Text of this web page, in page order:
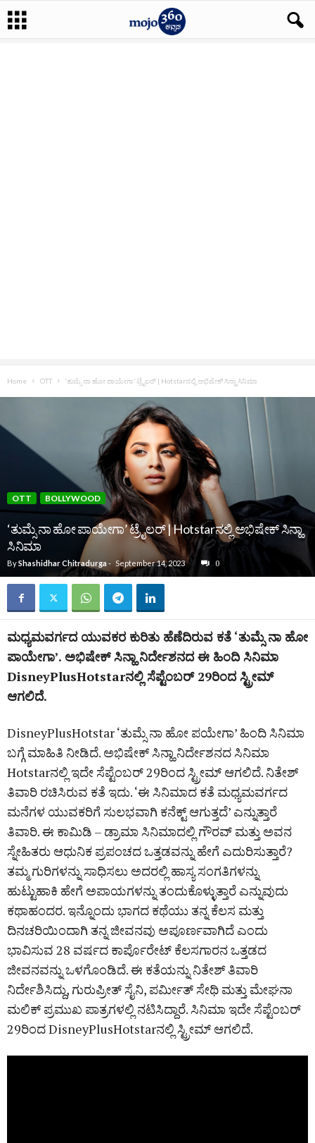
Home OTT ‘ತುಮ್ಸೆ ನಾ ಹೋ ಪಾಯೇಗಾ’ ಟ್ರೈಲರ್‌ | Hotstarನಲ್ಲಿ ಅಭಿಷೇಕ್‌ ಸಿನ್ಹಾ ಸಿನಿಮಾ
OTT BOLLYWOOD
‘ತುಮ್ಸೆ ನಾ ಹೋ ಪಾಯೇಗಾ’ ಟ್ರೈಲರ್‌ | Hotstarನಲ್ಲಿ ಅಭಿಷೇಕ್‌ ಸಿನ್ಹಾ
ಸಿನಿಮಾ
ByShashidhar Chitradurga - September 14, 2023 0
ಮಧ್ಯಮವರ್ಗದ ಯುವಕರ ಕುರಿತು ಹೆಣೆದಿರುವ ಕತೆ ‘ತುಮ್ಸೆ ನಾ ಹೋ
ಪಾಯೇಗಾ’. ಅಭಿಷೇಕ್‌ ಸಿನ್ಹಾ ನಿರ್ದೇಶನದ ಈ ಹಿಂದಿ ಸಿನಿಮಾ
DisneyPlusHotstarನಲ್ಲಿ ಸೆಪ್ಟೆಂಬರ್‌ 29ರಿಂದ ಸ್ಟ್ರೀಮ್‌
ಆಗಲಿದೆ.
DisneyPlusHotstar ‘ತುಮ್ಸೆ ನಾ ಹೋ ಪಯೇಗಾ’ ಹಿಂದಿ ಸಿನಿಮಾ
ಬಗ್ಗೆ ಮಾಹಿತಿ ನೀಡಿದೆ. ಅಭಿಷೇಕ್‌ ಸಿನ್ಹಾ ನಿರ್ದೇಶನದ ಸಿನಿಮಾ
Hotstarನಲ್ಲಿ ಇದೇ ಸೆಪ್ಟೆಂಬರ್‌ 29ರಿಂದ ಸ್ಟ್ರೀಮ್‌ ಆಗಲಿದೆ. ನಿತೇಶ್‌
ತಿವಾರಿ ರಚಿಸಿರುವ ಕತೆ ಇದು. ‘ಈ ಸಿನಿಮಾದ ಕತೆ ಮಧ್ಯಮವರ್ಗದ
ಮನೆಗಳ ಯುವಕರಿಗೆ ಸುಲಭವಾಗಿ ಕನೆಕ್ಟ್‌ ಆಗುತ್ತದೆ’ ಎನ್ನುತ್ತಾರೆ
ತಿವಾರಿ. ಈ ಕಾಮಿಡಿ – ಡ್ರಾಮಾ ಸಿನಿಮಾದಲ್ಲಿ ಗೌರವ್ ಮತ್ತು ಅವನ
ಸ್ನೇಹಿತರು ಆಧುನಿಕ ಪ್ರಪಂಚದ ಒತ್ತಡವನ್ನು ಹೇಗೆ ಎದುರಿಸುತ್ತಾರೆ?
ತಮ್ಮ ಗುರಿಗಳನ್ನು ಸಾಧಿಸಲು ಅದರಲ್ಲಿ ಹಾಸ್ಯ ಸಂಗತಿಗಳನ್ನು
ಹುಟ್ಟುಹಾಕಿ ಹೇಗೆ ಅಪಾಯಗಳನ್ನು ತಂದುಕೊಳ್ಳುತ್ತಾರೆ ಎನ್ನುವುದು
ಕಥಾಹಂದರ. ಇನ್ನೊಂದು ಭಾಗದ ಕಥೆಯು ತನ್ನ ಕೆಲಸ ಮತ್ತು
ದಿನಚರಿಯಿಂದಾಗಿ ತನ್ನ ಜೀವನವು ಅಪೂರ್ಣವಾಗಿದೆ ಎಂದು
ಭಾವಿಸುವ 28 ವರ್ಷದ ಕಾರ್ಪೊರೇಟ್ ಕೆಲಸಗಾರನ ಒತ್ತಡದ
ಜೀವನವನ್ನು ಒಳಗೊಂಡಿದೆ. ಈ ಕತೆಯನ್ನು ನಿತೇಶ್‌ ತಿವಾರಿ
ನಿರ್ದೇಶಿಸಿದ್ದು, ಗುರುಪ್ರೀತ್ ಸೈನಿ, ಪರ್ಮೀತ್ ಸೇಥಿ ಮತ್ತು ಮೇಘನಾ
ಮಲಿಕ್ ಪ್ರಮುಖ ಪಾತ್ರಗಳಲ್ಲಿ ನಟಿಸಿದ್ದಾರೆ. ಸಿನಿಮಾ ಇದೇ ಸೆಪ್ಟೆಂಬರ್‌
29ರಿಂದ DisneyPlusHotstarನಲ್ಲಿ ಸ್ಟ್ರೀಮ್‌ ಆಗಲಿದೆ.